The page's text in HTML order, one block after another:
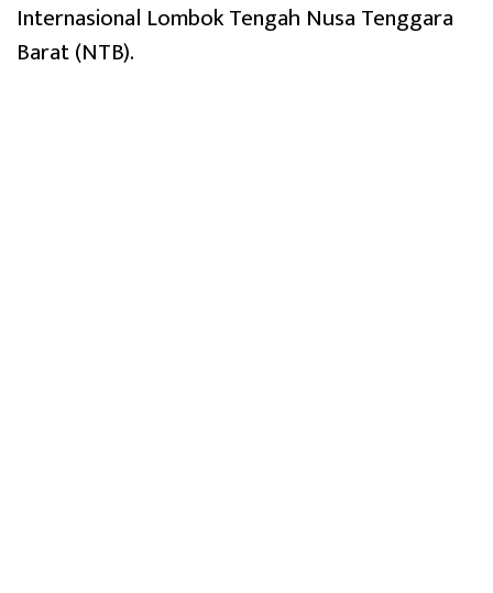
Internasional Lombok Tengah Nusa Tenggara
Barat (NTB).